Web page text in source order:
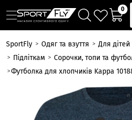
0
SportFly Одяг та взуття Для дітей
Підліткам
Сорочки, топи та
Футболка для хлопчиків Kappa